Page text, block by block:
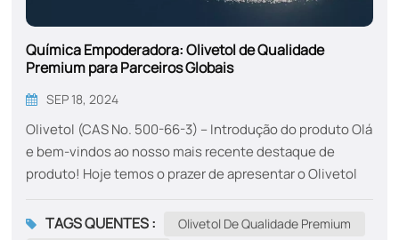
Química Empoderadora: Olivetol de Qualidade
Premium para Parceiros Globais
SEP 18, 2024
Olivetol (CAS No. 500-66-3) – Introdução do produto Olá
e bem-vindos ao nosso mais recente destaque de
produto! Hoje temos o prazer de apresentar o Olivetol
qualidade que fornecemos a clientes globais,
TAGS QUENTES :
Olivetol De Qualidade Premium